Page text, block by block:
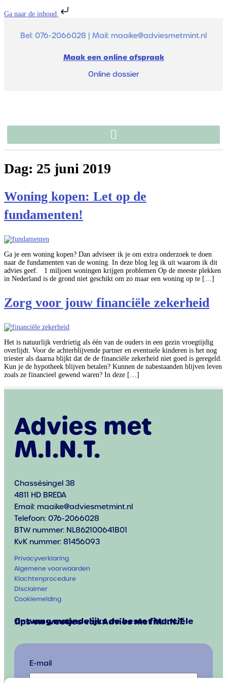
Ga naar de inhoud
Bel: 076-2066028 | Mail: maaike@adviesmetmint.nl
Maak een online afspraak
Online dossier
Dag: 25 juni 2019
Woning kopen: Let op de
fundamenten!
Ga je een woning kopen? Dan adviseer ik je om extra onderzoek te doen
naar de fundamenten van de woning. In deze blog leg ik uit waarom ik dit
advies geef. 1 miljoen woningen krijgen problemen Op de meeste plekken
in Nederland is de grond niet geschikt om zo maar een woning op te […]
Zorg voor jouw financiële zekerheid
Het is natuurlijk verdrietig als één van de ouders in een gezin vroegtijdig
overlijdt. Voor de achterblijvende partner en eventuele kinderen is het nog
triester als daarna blijkt dat de de financiële zekerheid niet goed is geregeld.
Kun je de hypotheek blijven betalen? Kunnen de nabestaanden blijven leven
zoals ze financieel gewend waren? In deze […]
Advies met
M.I.N.T.
Chassésingel 38
4811 HD BREDA
Email: maaike@adviesmetmint.nl
Telefoon: 076-2066028
BTW nummer: NL862100641B01
KvK nummer: 81456093
Privacyverklaring
Algemene voorwaarden
Klachtenprocedure
Disclaimer
Cookiemelding
Ontvang maandelijks de beste financiële
tips en weetjes van Advies met M.I.N.T.
E-mail